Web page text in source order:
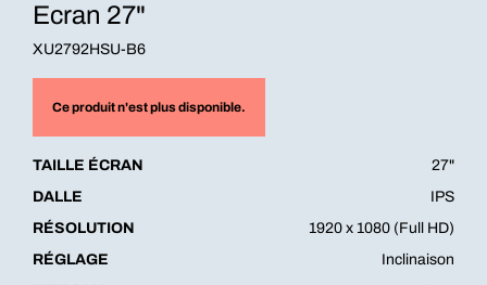
Ecran 27"
XU2792HSU-B6
Ce produit n'est plus disponible.
TAILLE ÉCRAN
27"
DALLE
IPS
RÉSOLUTION
1920 x 1080 (Full HD)
RÉGLAGE
Inclinaison